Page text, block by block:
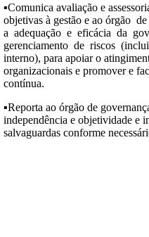
▪Comunica avaliação e
objetivas à gestão e ao órgão
a adequação e eficácia da
gerenciamento de riscos
interno), para apoiar o
organizacionais e promover e
contínua.
▪Reporta ao órgão de
independência e objetividade e
salvaguardas conforme